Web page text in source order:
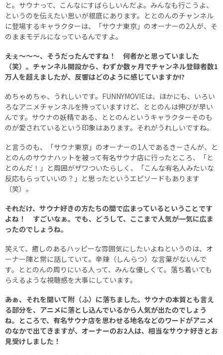
と。サウナって、こんなにすばらしいんだよ。みんなも行こうよ、
というのを伝えたい思いが根底にあります。ととのんのチャンネル
に登場するキャラクターは、「サウナ東京」のオーナーの2人が、そ
のままモデルになっているんですよ。
――えぇ～～～、そうだったんですね！ 何者かと思っていました
（笑）。チャンネル開設から、わずか数ヶ月でチャンネル登録者数1
万人を超えましたが、反響はどのように感じていますか!?
めちゃめちゃ、うれしいです。FUNNYMOVIEは、ほかにも、いろい
ろなアニメチャンネルを持っていますけど、ととのんは伸びが早い
んです。サウナの妖精である、ととのんというキャラクターそのも
のが愛されているという印象はあります。それがうれしいですね。
と言うのも、「サウナ東京」のオーナーの1人であるきーさんが、と
とのんのサウナハットを被って有名サウナ店に行ったところ、「と
とのんだ！」と周囲がザワついたらしく、「こんな有名人みたいな
反応もらっていいの？」と思ったというエピソードもあります
（笑）。
――それだけ、サウナ好きの方たちの間で広まっているということです
よね！ すごいなぁ。でも、どうして、ここまで人気が一気に広ま
ったのでしょうね。
笑えて、癒しのあるハッピーな雰囲気にしたいよねというのは、オ
ーナー陣と常に話していて。辛辣（しんらつ）な言葉がないんで
す。ととのんの周りにいる人って、みんな優しくて。落ち着いても
らえるような視聴感を大事にしています。
――あぁ、それを聞いて附（ふ）に落ちました。サウナの本質とも言え
る部分を、アニメに落とし込んでいるから人気が出たのでしょう
ね。ところで、有名サウナ店を思わせる地名などのワードがアニメ
のなかで出てきますが、オーナーのお2人は、相当なサウナ好きとお
見受けしました！